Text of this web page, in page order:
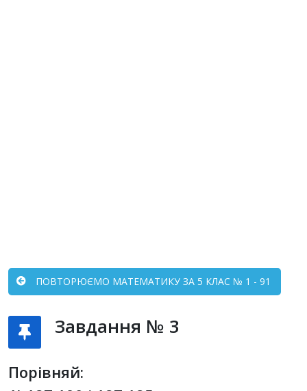
ПОВТОРЮЄМО МАТЕМАТИКУ ЗА 5 КЛАС № 1 - 91
Завдання № 3
Порівняй: